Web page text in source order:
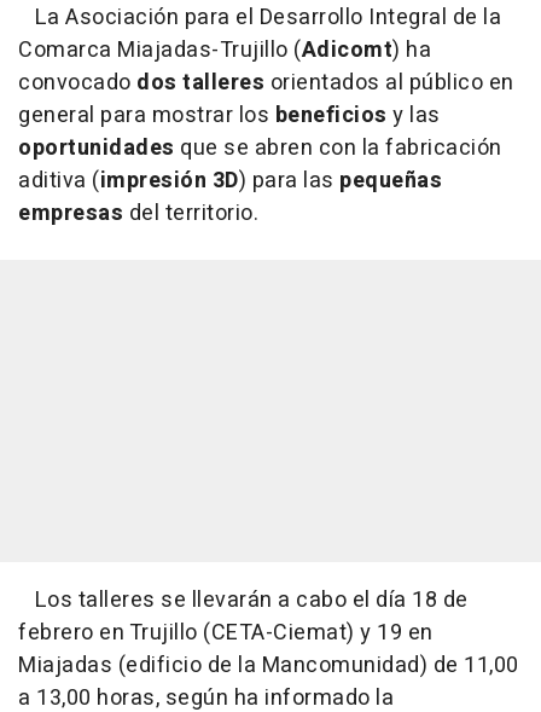
La Asociación para el Desarrollo Integral de la
Comarca Miajadas-Trujillo (Adicomt) ha
convocado dos talleres orientados al público en
general para mostrar los beneficios y las
oportunidades que se abren con la fabricación
aditiva (impresión 3D) para las pequeñas
empresas del territorio.
Los talleres se llevarán a cabo el día 18 de
febrero en Trujillo (CETA-Ciemat) y 19 en
Miajadas (edificio de la Mancomunidad) de 11,00
a 13,00 horas, según ha informado la